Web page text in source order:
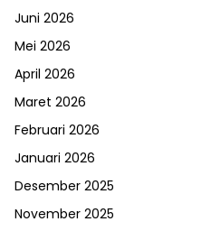
Juni 2026
Mei 2026
April 2026
Maret 2026
Februari 2026
Januari 2026
Desember 2025
November 2025